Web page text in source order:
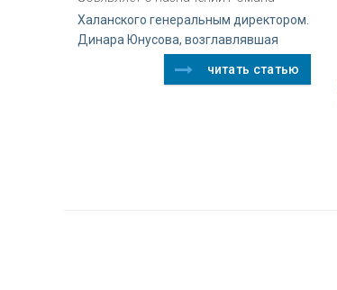
Халанского генеральным директором.
Динара Юнусова, возглавлявшая
читать статью